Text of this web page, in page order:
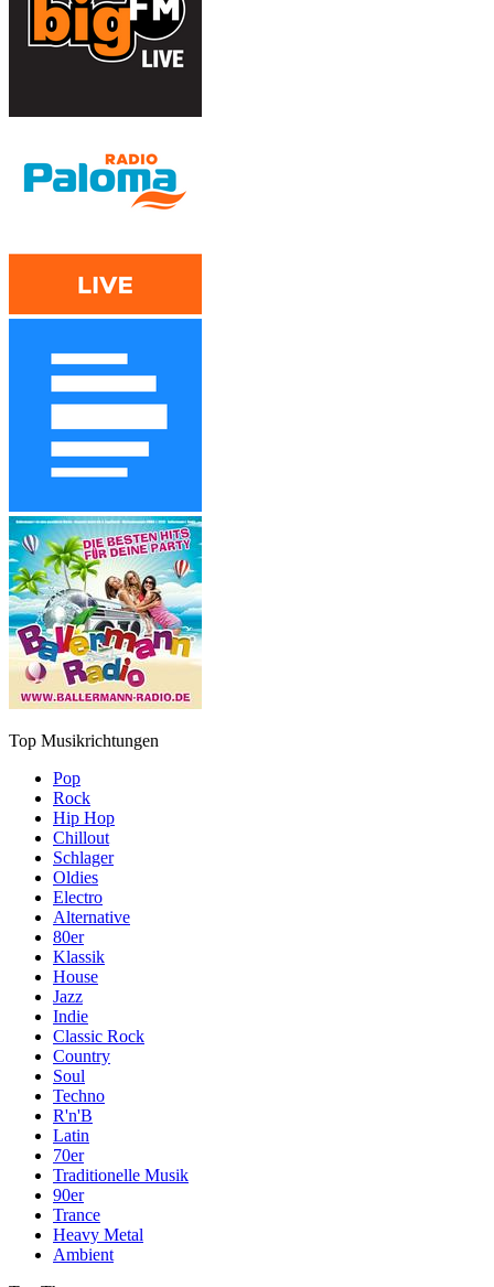
Top Musikrichtungen
Pop
Rock
Hip Hop
Chillout
Schlager
Oldies
Electro
Alternative
80er
Klassik
House
Jazz
Indie
Classic Rock
Country
Soul
Techno
R'n'B
Latin
70er
Traditionelle Musik
90er
Trance
Heavy Metal
Ambient